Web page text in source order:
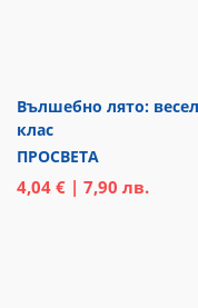
Вълшебно лято:
клас
ПРОСВЕТА
4,04 € | 7,90 лв.